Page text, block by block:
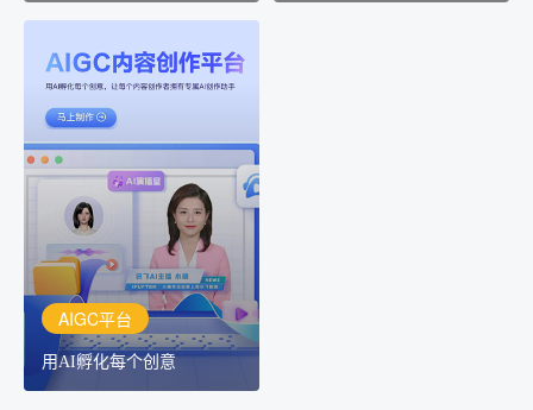
AIGC平台
用AI孵化每个创意
AIGC平台
用AI孵化每个创意
讯飞AIGC平台：让每个创
作者都拥有自己的专注AI
创作助手